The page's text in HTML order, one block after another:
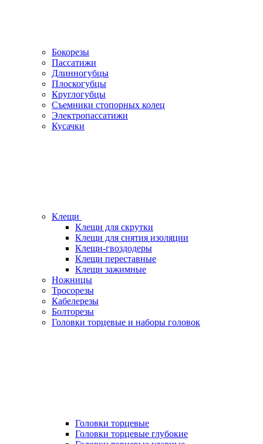
Бокорезы
Пассатижи
Длинногубцы
Плоскогубцы
Круглогубцы
Съемники стопорных колец
Электропассатижи
Кусачки
Клещи
Клещи для скрутки
Клещи для снятия изоляции
Клещи-гвоздодеры
Клещи переставные
Клещи зажимные
Ножницы
Тросорезы
Кабелерезы
Болторезы
Головки торцевые и наборы головок
Головки торцевые
Головки торцевые глубокие